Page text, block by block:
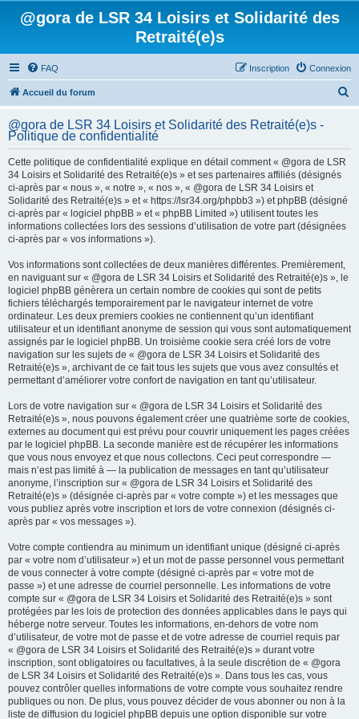
@gora de LSR 34 Loisirs et Solidarité des
Retraité(e)s
FAQ Connexion
Inscription
Accueil du forum
h
@gora de LSR 34 Loisirs et Solidarité des Retraité(e)s -
Politique de confidentialité
Cette politique de confidentialité explique en détail comment « @gora de LSR
34 Loisirs et Solidarité des Retraité(e)s » et ses partenaires affiliés (désignés
ci-après par « nous », « notre », « nos », « @gora de LSR 34 Loisirs et
Solidarité des Retraité(e)s » et « https://lsr34.org/phpbb3 ») et phpBB (désigné
ci-après par « logiciel phpBB » et « phpBB Limited ») utilisent toutes les
informations collectées lors des sessions d’utilisation de votre part (désignées
ci-après par « vos informations »).
Vos informations sont collectées de deux manières différentes. Premièrement,
en naviguant sur « @gora de LSR 34 Loisirs et Solidarité des Retraité(e)s », le
logiciel phpBB génèrera un certain nombre de cookies qui sont de petits
fichiers téléchargés temporairement par le navigateur internet de votre
ordinateur. Les deux premiers cookies ne contiennent qu’un identifiant
utilisateur et un identifiant anonyme de session qui vous sont automatiquement
assignés par le logiciel phpBB. Un troisième cookie sera créé lors de votre
navigation sur les sujets de « @gora de LSR 34 Loisirs et Solidarité des
Retraité(e)s », archivant de ce fait tous les sujets que vous avez consultés et
permettant d’améliorer votre confort de navigation en tant qu’utilisateur.
Lors de votre navigation sur « @gora de LSR 34 Loisirs et Solidarité des
Retraité(e)s », nous pouvons également créer une quatrième sorte de cookies,
externes au document qui est prévu pour couvrir uniquement les pages créées
par le logiciel phpBB. La seconde manière est de récupérer les informations
que vous nous envoyez et que nous collectons. Ceci peut correspondre —
mais n’est pas limité à — la publication de messages en tant qu’utilisateur
anonyme, l’inscription sur « @gora de LSR 34 Loisirs et Solidarité des
Retraité(e)s » (désignée ci-après par « votre compte ») et les messages que
vous publiez après votre inscription et lors de votre connexion (désignés ci-
après par « vos messages »).
Votre compte contiendra au minimum un identifiant unique (désigné ci-après
par « votre nom d’utilisateur ») et un mot de passe personnel vous permettant
de vous connecter à votre compte (désigné ci-après par « votre mot de
passe ») et une adresse de courriel personnelle. Les informations de votre
compte sur « @gora de LSR 34 Loisirs et Solidarité des Retraité(e)s » sont
protégées par les lois de protection des données applicables dans le pays qui
héberge notre serveur. Toutes les informations, en-dehors de votre nom
d’utilisateur, de votre mot de passe et de votre adresse de courriel requis par
« @gora de LSR 34 Loisirs et Solidarité des Retraité(e)s » durant votre
inscription, sont obligatoires ou facultatives, à la seule discrétion de « @gora
de LSR 34 Loisirs et Solidarité des Retraité(e)s ». Dans tous les cas, vous
pouvez contrôler quelles informations de votre compte vous souhaitez rendre
publiques ou non. De plus, vous pouvez décider de vous abonner ou non à la
liste de diffusion du logiciel phpBB depuis une option disponible sur votre